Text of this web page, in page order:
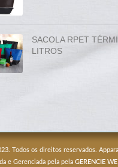
SACOLA RPET
LITROS
Todos os direitos reservados.
e Gerenciada pela pela GERENCIE